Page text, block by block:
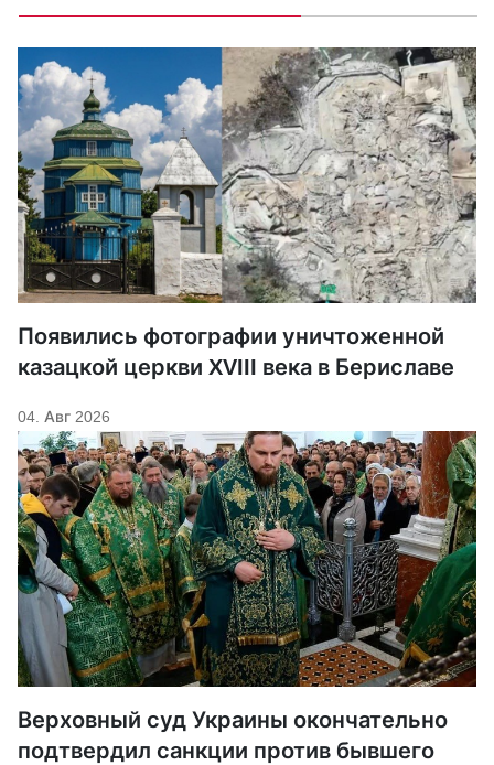
Появились фотографии уничтоженной
казацкой церкви XVIII века в Бериславе
04. Авг 2026
Верховный суд Украины окончательно
подтвердил санкции против бывшего